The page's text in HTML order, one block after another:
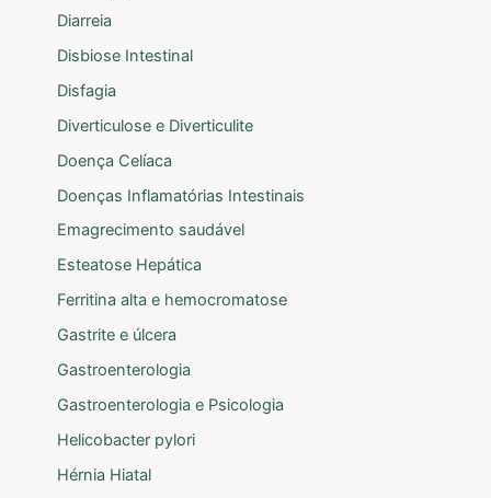
Diarreia
Disbiose Intestinal
Disfagia
Diverticulose e Diverticulite
Doença Celíaca
Doenças Inflamatórias Intestinais
Emagrecimento saudável
Esteatose Hepática
Ferritina alta e hemocromatose
Gastrite e úlcera
Gastroenterologia
Gastroenterologia e Psicologia
Helicobacter pylori
Hérnia Hiatal